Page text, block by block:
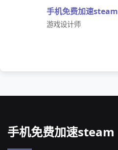
手机免费加速steam
游戏设计师
手机免费加速steam